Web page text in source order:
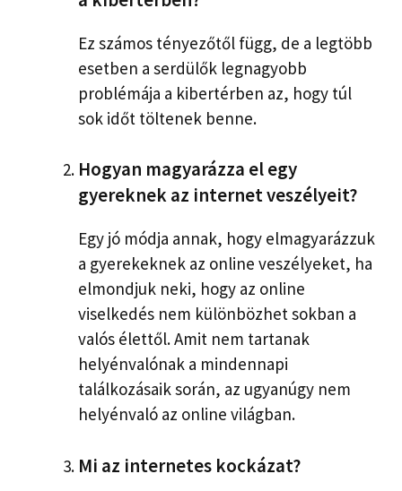
Ez számos tényezőtől függ, de a legtöbb
esetben a serdülők legnagyobb
problémája a kibertérben az, hogy túl
sok időt töltenek benne.
Hogyan magyarázza el egy
gyereknek az internet veszélyeit?
Egy jó módja annak, hogy elmagyarázzuk
a gyerekeknek az online veszélyeket, ha
elmondjuk neki, hogy az online
viselkedés nem különbözhet sokban a
valós élettől. Amit nem tartanak
helyénvalónak a mindennapi
találkozásaik során, az ugyanúgy nem
helyénvaló az online világban.
Mi az internetes kockázat?